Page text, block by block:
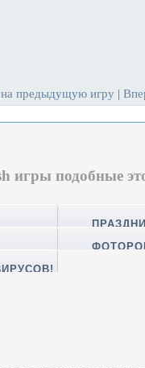
предыдущую игру
игры подобные